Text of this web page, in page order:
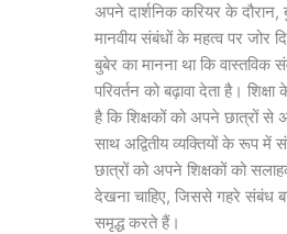
अपने दार्शनिक करियर के
मानवीय संबंधों के महत्व पर जोर
बुबेर का मानना था कि
परिवर्तन को बढ़ावा देता है।
है कि शिक्षकों को अपने छात्रों
साथ अद्वितीय व्यक्तियों के रूप में
छात्रों को अपने शिक्षकों को
देखना चाहिए, जिससे गहरे संबंध
समृद्ध करते हैं।